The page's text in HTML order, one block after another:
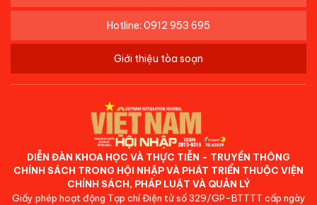
Hotline: 0912 953 695
Giới thiệu tòa soạn
DIỄN ĐÀN KHOA HỌC VÀ THỰC TIỄN - TRUYỀN THÔNG
CHÍNH SÁCH TRONG HỘI NHẬP VÀ PHÁT TRIỂN THUỘC VIỆN
CHÍNH SÁCH, PHÁP LUẬT VÀ QUẢN LÝ
Giấy phép hoạt động Tạp chí Điện tử số 329/GP-BTTTT cấp ngày